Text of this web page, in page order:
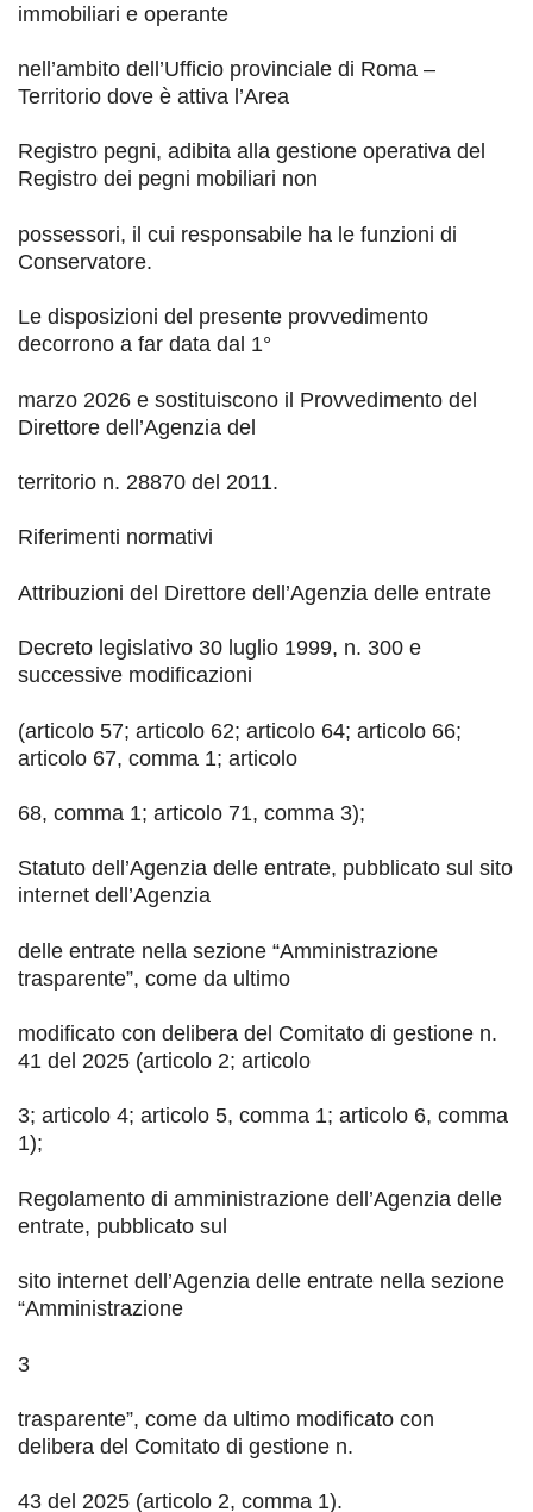
immobiliari e operante
nell’ambito dell’Ufficio provinciale di Roma –
Territorio dove è attiva l’Area
Registro pegni, adibita alla gestione operativa del
Registro dei pegni mobiliari non
possessori, il cui responsabile ha le funzioni di
Conservatore.
Le disposizioni del presente provvedimento
decorrono a far data dal 1°
marzo 2026 e sostituiscono il Provvedimento del
Direttore dell’Agenzia del
territorio n. 28870 del 2011.
Riferimenti normativi
Attribuzioni del Direttore dell’Agenzia delle entrate
Decreto legislativo 30 luglio 1999, n. 300 e
successive modificazioni
(articolo 57; articolo 62; articolo 64; articolo 66;
articolo 67, comma 1; articolo
68, comma 1; articolo 71, comma 3);
Statuto dell’Agenzia delle entrate, pubblicato sul sito
internet dell’Agenzia
delle entrate nella sezione “Amministrazione
trasparente”, come da ultimo
modificato con delibera del Comitato di gestione n.
41 del 2025 (articolo 2; articolo
3; articolo 4; articolo 5, comma 1; articolo 6, comma
1);
Regolamento di amministrazione dell’Agenzia delle
entrate, pubblicato sul
sito internet dell’Agenzia delle entrate nella sezione
“Amministrazione
3
trasparente”, come da ultimo modificato con
delibera del Comitato di gestione n.
43 del 2025 (articolo 2, comma 1).